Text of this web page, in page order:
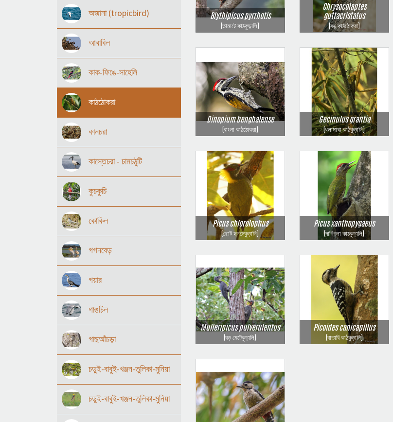
অজানা (tropicbird)
আবাবিল
কাক-ফিঙে-সাহেলি
কাঠঠোকরা
কানচরা
কাস্তেচরা - চামচঠুটি
কুচকুচি
কোকিল
গগনবেড়
গয়ার
গাঙচিল
গাছআঁচড়া
চড়ুই-বাবুই-খঞ্জন-তুলিকা-মুনিয়া
চড়ুই-বাবুই-খঞ্জন-তুলিকা-মুনিয়া
Blythipicus pyrrhotis
(তামাটে কাঠকুড়ালি)
Chrysocolaptes
guttacristatus
(বড় কাঠঠোকরা)
Dinopium benghalense
(বাংলা কাঠঠোকরা)
Gecinulus grantia
(ধলামাথা কাঠকুড়ালি)
Picus chlorolophus
(ছোট হলদেকুড়ালি)
Picus xanthopygaeus
(দাগিগলা কাঠকুড়ালি)
Mulleripicus pulverulentus
(বড় মেটেকুড়ালি)
Picoides canicapillus
(বাতাবি কাঠকুড়ালি)